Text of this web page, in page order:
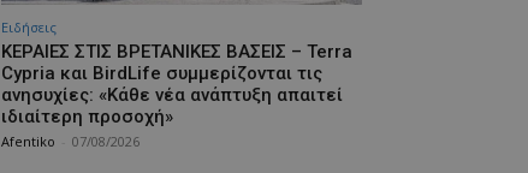
Ειδήσεις
ΚΕΡΑΙΕΣ ΣΤΙΣ ΒΡΕΤΑΝΙΚΕΣ ΒΑΣΕΙΣ – Terra
Cypria και BirdLife συμμερίζονται τις
ανησυχίες: «Κάθε νέα ανάπτυξη απαιτεί
ιδιαίτερη προσοχή»
Afentiko 07/08/2026